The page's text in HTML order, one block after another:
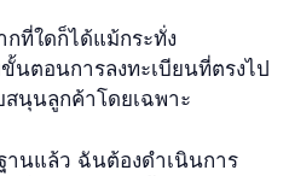
ที่ใดก็ได้แม้กระทั่ง
นตอนการลงทะเบียนที่ตรงไป
นุนลูกค้าโดยเฉพาะ
านแล้ว ฉันต้องดำเนินการ